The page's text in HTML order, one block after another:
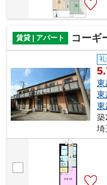
賃貸 | アパート コーギ
東
東
東
築
埼